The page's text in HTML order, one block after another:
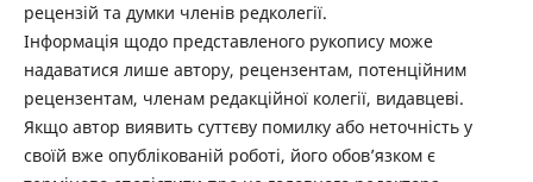
рецензій та думки членів редколегії.
Інформація щодо представленого рукопису може
надаватися лише автору, рецензентам, потенційним
рецензентам, членам редакційної колегії, видавцеві.
Якщо автор виявить суттєву помилку або неточність у
своїй вже опублікованій роботі, його обов’язком є ​​